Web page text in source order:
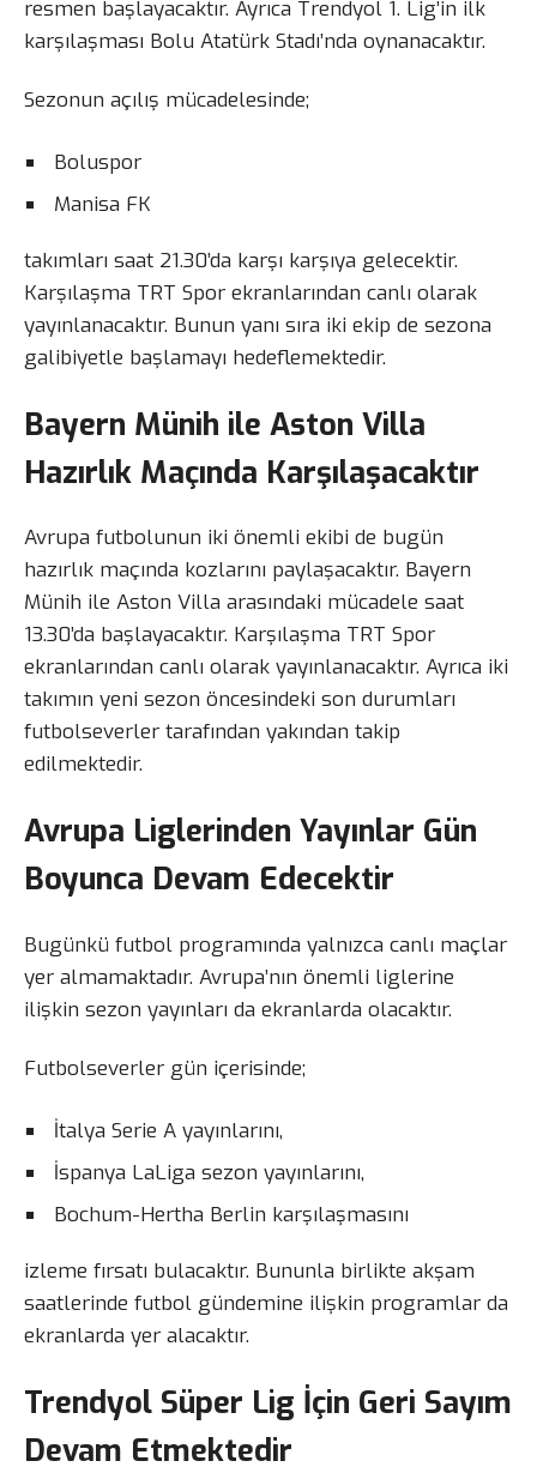
resmen başlayacaktır. Ayrıca Trendyol 1. Lig’in ilk
karşılaşması Bolu Atatürk Stadı’nda oynanacaktır.
Sezonun açılış mücadelesinde;
Boluspor
Manisa FK
takımları saat 21.30’da karşı karşıya gelecektir.
Karşılaşma TRT Spor ekranlarından canlı olarak
yayınlanacaktır. Bunun yanı sıra iki ekip de sezona
galibiyetle başlamayı hedeflemektedir.
Bayern Münih ile Aston Villa
Hazırlık Maçında Karşılaşacaktır
Avrupa futbolunun iki önemli ekibi de bugün
hazırlık maçında kozlarını paylaşacaktır. Bayern
Münih ile Aston Villa arasındaki mücadele saat
13.30’da başlayacaktır. Karşılaşma TRT Spor
ekranlarından canlı olarak yayınlanacaktır. Ayrıca iki
takımın yeni sezon öncesindeki son durumları
futbolseverler tarafından yakından takip
edilmektedir.
Avrupa Liglerinden Yayınlar Gün
Boyunca Devam Edecektir
Bugünkü futbol programında yalnızca canlı maçlar
yer almamaktadır. Avrupa’nın önemli liglerine
ilişkin sezon yayınları da ekranlarda olacaktır.
Futbolseverler gün içerisinde;
İtalya Serie A yayınlarını,
İspanya LaLiga sezon yayınlarını,
Bochum-Hertha Berlin karşılaşmasını
izleme fırsatı bulacaktır. Bununla birlikte akşam
saatlerinde futbol gündemine ilişkin programlar da
ekranlarda yer alacaktır.
Trendyol Süper Lig İçin Geri Sayım
Devam Etmektedir